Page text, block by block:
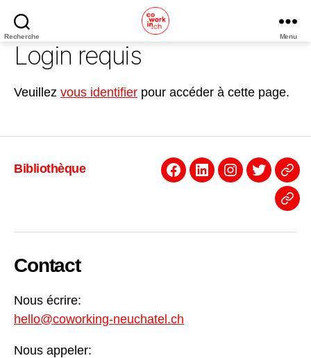
Recherche
Coworking
Menu
Login requis
Veuillez vous identifier pour accéder à cette page.
Bibliothèque
Facebook
LinkedinInstagram
Twitter
Contact
Nous écrire:
hello@coworking-neuchatel.ch
Nous appeler: